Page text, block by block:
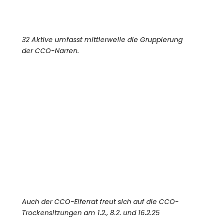
32 Aktive umfasst mittlerweile die Gruppierung
der CCO-Narren.
Auch der CCO-Elferrat freut sich auf die CCO-
Trockensitzungen am 1.2., 8.2. und 16.2.25